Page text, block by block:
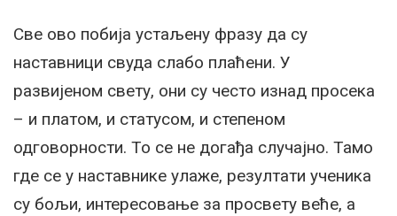
Све ово побија устаљену фразу да су
наставници свуда слабо плаћени. У
развијеном свету, они су често изнад просека
– и платом, и статусом, и степеном
одговорности. То се не догађа случајно. Тамо
где се у наставнике улаже, резултати ученика
су бољи, интересовање за просвету веће, а